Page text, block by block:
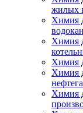
жилых
Химия
Химия
Химия
Химия
Химия